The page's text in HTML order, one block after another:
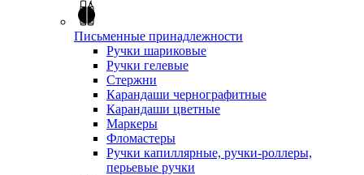
Письменные принадлежности
Ручки шариковые
Ручки гелевые
Стержни
Карандаши чернографитные
Карандаши цветные
Маркеры
Фломастеры
Ручки капиллярные, ручки-роллеры,
перьевые ручки